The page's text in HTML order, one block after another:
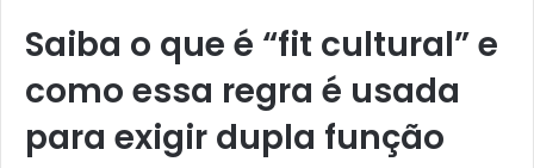
Saiba o que é “fit cultural” e
como essa regra é usada
para exigir dupla função